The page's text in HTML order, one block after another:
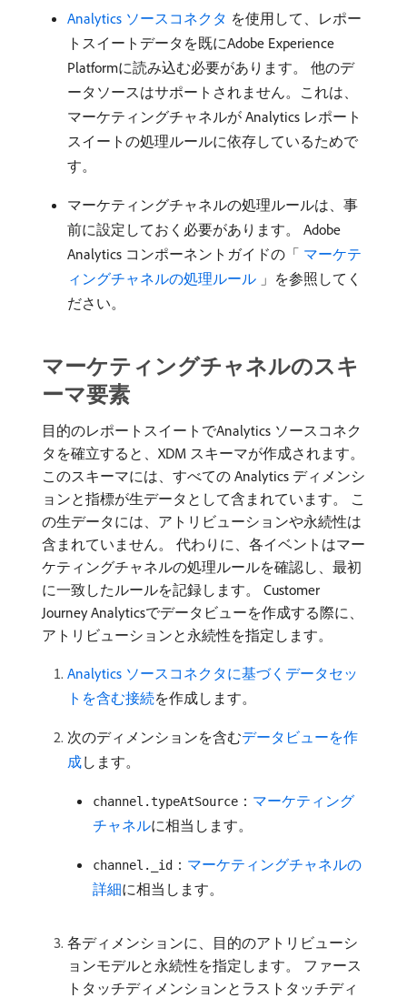
Analytics ソースコネクタ ​ を使用して、レポー
トスイートデータを既にAdobe Experience
Platformに読み込む必要があります。 他のデ
ータソースはサポートされません。これは、
マーケティングチャネルが Analytics レポート
スイートの処理ルールに依存しているためで
す。
マーケティングチャネルの処理ルールは、事
前に設定しておく必要があります。 Adobe
Analytics コンポーネントガイドの「 ​ マーケテ
ィングチャネルの処理ルール ​ 」を参照してく
ださい。
マーケティングチャネルのスキ
ーマ要素
目的のレポートスイートでAnalytics ソースコネク
タを確立すると、XDM スキーマが作成されます。
このスキーマには、すべての Analytics ディメンシ
ョンと指標が生データとして含まれています。 こ
の生データには、アトリビューションや永続性は
含まれていません。 代わりに、各イベントはマー
ケティングチャネルの処理ルールを確認し、最初
に一致したルールを記録します。 Customer
Journey Analyticsでデータビューを作成する際に、
アトリビューションと永続性を指定します。
Analytics ソースコネクタに基づくデータセッ
トを含む接続を作成します。
次のディメンションを含むデータビューを作
成します。
channel.typeAtSource ： マーケティング
チャネルに相当します。
channel._id ： マーケティングチャネルの
詳細に相当します。
各ディメンションに、目的のアトリビューシ
ョンモデルと永続性を指定します。 ファース
トタッチディメンションとラストタッチディ